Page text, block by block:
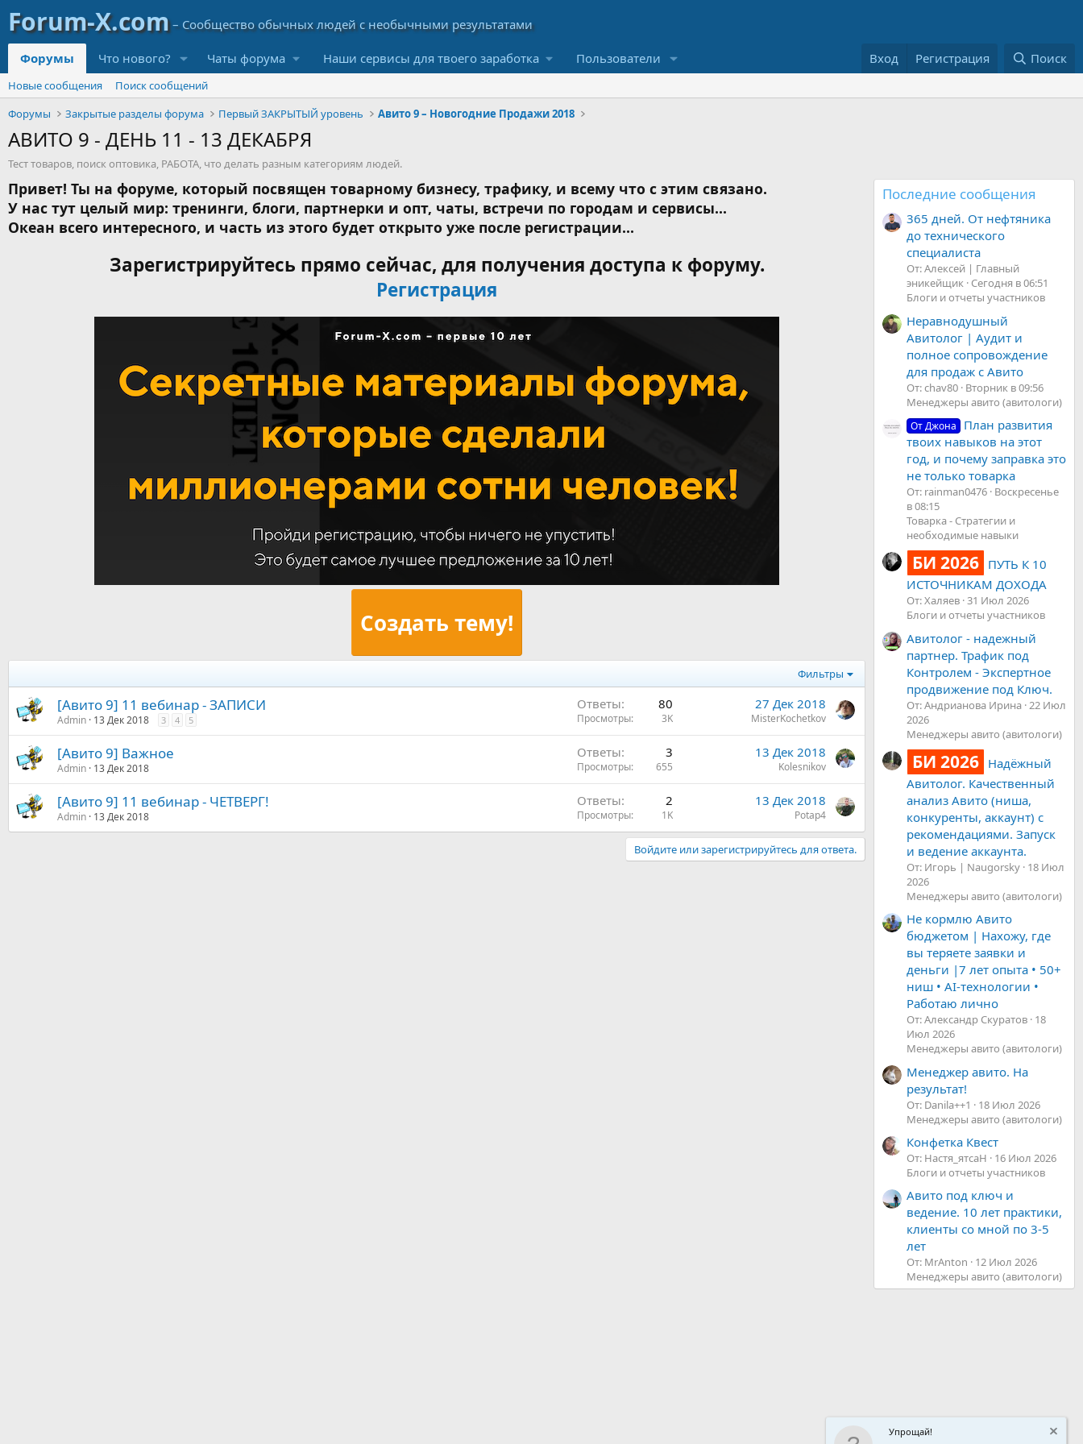
Форумы Что нового? Чаты форума Наши сервисы для твоего заработка Пользователи Вход Регистрация Поиск
Новые сообщения
Поиск сообщений
Форумы
Закрытые разделы форума Первый ЗАКРЫТЫЙ уровень Авито 9 – Новогодние Продажи 2018
АВИТО 9 - ДЕНЬ 11 - 13 ДЕКАБРЯ
Тест товаров, поиск оптовика, РАБОТА, что делать разным категориям людей.
Привет! Ты на форуме, который посвящен товарному бизнесу, трафику, и всему что с этим связано.
У нас тут целый мир: тренинги, блоги, партнерки и опт, чаты, встречи по городам и сервисы...
Океан всего интересного, и часть из этого будет открыто уже после регистрации...
Зарегистрируйтесь прямо сейчас, для получения доступа к форуму.
Регистрация
Создать тему!
Фильтры
[Авито 9] 11 вебинар - ЗАПИСИ
Admin 13 Дек 2018 3 4 5
Ответы 80
Просмотры 3K
27 Дек 2018
MisterKochetkov
[Авито 9] Важное
Admin 13 Дек 2018
Ответы 3
Просмотры 655
13 Дек 2018
Kolesnikov
[Авито 9] 11 вебинар - ЧЕТВЕРГ!
Admin 13 Дек 2018
Ответы 2
Просмотры 1K
13 Дек 2018
Potap4
Войдите или зарегистрируйтесь для ответа.
Последние сообщения
365 дней. От нефтяника
до технического
специалиста
От: Алексей | Главный
эникейщик Сегодня в 06:51
Блоги и отчеты участников
Неравнодушный
Авитолог | Аудит и
полное сопровождение
для продаж с Авито
От: chav80 Вторник в 09:56
Менеджеры авито (авитологи)
От Джона
План развития
твоих навыков на этот
год, и почему заправка это
не только товарка
От: rainman0476 Воскресенье
в 08:15
Товарка - Стратегии и
необходимые навыки
БИ 2026 ПУТЬ К 10
ИСТОЧНИКАМ ДОХОДА
От: Халяев 31 Июл 2026
Блоги и отчеты участников
Авитолог - надежный
партнер. Трафик под
Контролем - Экспертное
продвижение под Ключ.
От: Андрианова Ирина 22 Июл
2026
Менеджеры авито (авитологи)
БИ 2026 Надёжный
Авитолог. Качественный
анализ Авито (ниша,
конкуренты, аккаунт) с
рекомендациями. Запуск
и ведение аккаунта.
От: Игорь | Naugorsky 18 Июл
2026
Менеджеры авито (авитологи)
Не кормлю Авито
бюджетом | Нахожу, где
вы теряете заявки и
деньги |7 лет опыта • 50+
ниш • AI-технологии •
Работаю лично
От: Александр Скуратов 18
Июл 2026
Менеджеры авито (авитологи)
Менеджер авито. На
результат!
От: Danila++1
18 Июл 2026
Менеджеры авито (авитологи)
Конфетка Квест
От: Настя_ятсаН
16 Июл 2026
Блоги и отчеты участников
Авито под ключ и
ведение. 10 лет практики,
клиенты со мной по 3-5
лет
От: MrAnton
12 Июл 2026
Менеджеры авито (авитологи)
Упрощай!